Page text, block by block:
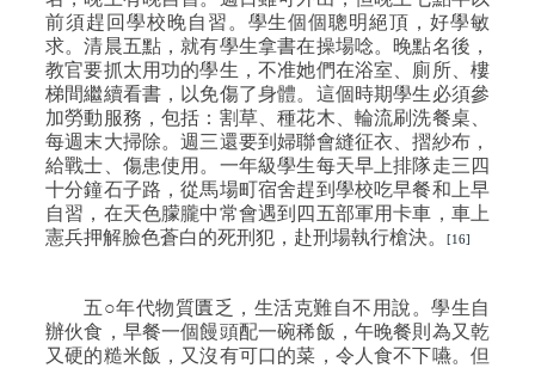
前須趕回學校晚自習。學生個個聰明絕頂，好學敏
求。清晨五點，就有學生拿書在操場唸。晚點名後，
教官要抓太用功的學生，不准她們在浴室、廁所、樓
梯間繼續看書，以免傷了身體。這個時期學生必須參
加勞動服務，包括：割草、種花木、輪流刷洗餐桌、
每週末大掃除。週三還要到婦聯會縫征衣、摺紗布，
給戰士、傷患使用。一年級學生每天早上排隊走三四
十分鐘石子路，從馬場町宿舍趕到學校吃早餐和上早
自習，在天色朦朧中常會遇到四五部軍用卡車，車上
憲兵押解臉色蒼白的死刑犯，赴刑場執行槍決。
[16]
五○年代物質匱乏，生活克難自不用說。學生自
辦伙食，早餐一個饅頭配一碗稀飯，午晚餐則為又乾
又硬的糙米飯，又沒有可口的菜，令人食不下嚥。但